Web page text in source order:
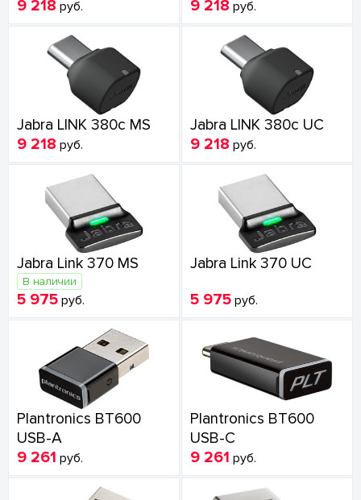
9 218 руб.
9 218 руб.
Jabra LINK 380c MS
9 218 руб.
Jabra LINK 380c UC
9 218 руб.
Jabra Link 370 MS
В наличии
5 975 руб.
Jabra Link 370 UC
5 975 руб.
Plantronics BT600
USB-A
9 261 руб.
Plantronics BT600
USB-C
9 261 руб.